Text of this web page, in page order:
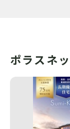
ポラスネ